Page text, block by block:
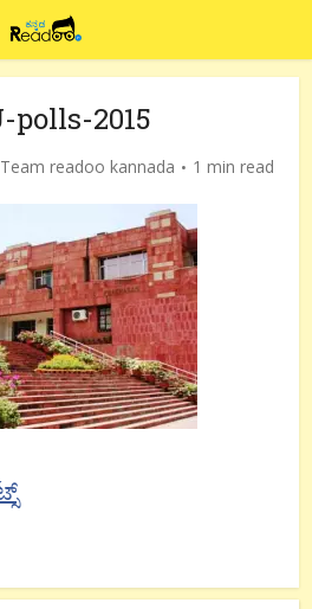
polls-2015
Team readoo kannada 1 min read